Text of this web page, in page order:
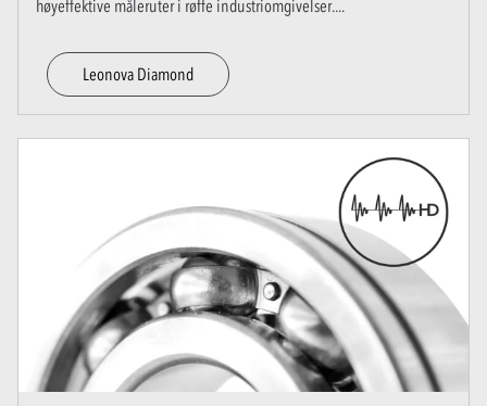
høyeffektive måleruter i røffe industriomgivelser....
Leonova Diamond